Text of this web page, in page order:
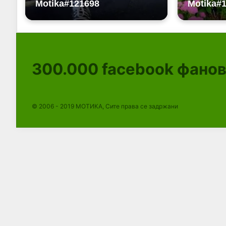
300.000 facebook
© 2006 - 2019 МОТИКА, Сите права се задржани